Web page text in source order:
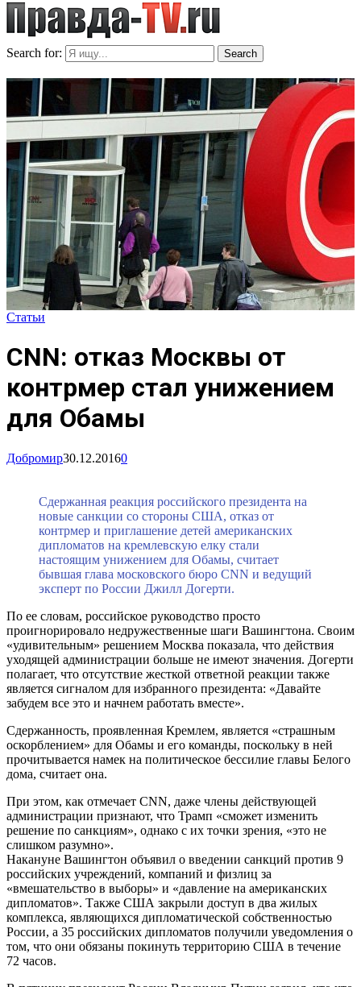
Search for: Search
Статьи
CNN: отказ Москвы от
контрмер стал унижением
для Обамы
Добромир30.12.20160
Сдержанная реакция российского президента на
новые санкции со стороны США, отказ от
контрмер и приглашение детей американских
дипломатов на кремлевскую елку стали
настоящим унижением для Обамы, считает
бывшая глава московского бюро CNN и ведущий
эксперт по России Джилл Догерти.
По ее словам, российское руководство просто
проигнорировало недружественные шаги Вашингтона. Своим
«удивительным» решением Москва показала, что действия
уходящей администрации больше не имеют значения. Догерти
полагает, что отсутствие жесткой ответной реакции также
является сигналом для избранного президента: «Давайте
забудем все это и начнем работать вместе».
Сдержанность, проявленная Кремлем, является «страшным
оскорблением» для Обамы и его команды, поскольку в ней
прочитывается намек на политическое бессилие главы Белого
дома, считает она.
При этом, как отмечает CNN, даже члены действующей
администрации признают, что Трамп «сможет изменить
решение по санкциям», однако с их точки зрения, «это не
слишком разумно».
Накануне Вашингтон объявил о введении санкций против 9
российских учреждений, компаний и физлиц за
«вмешательство в выборы» и «давление на американских
дипломатов». Также США закрыли доступ в два жилых
комплекса, являющихся дипломатической собственностью
России, а 35 российских дипломатов получили уведомления о
том, что они обязаны покинуть территорию США в течение
72 часов.